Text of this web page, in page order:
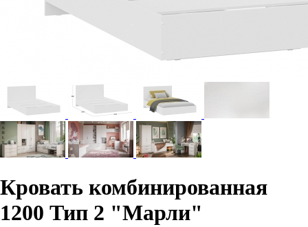
Кровать комбинированная
1200 Тип 2 "Марли"